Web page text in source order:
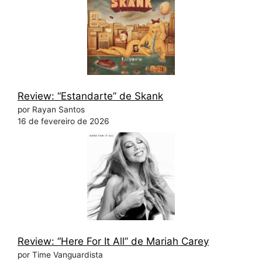
Review: “Estandarte” de Skank
por Rayan Santos
16 de fevereiro de 2026
Review: “Here For It All” de Mariah Carey
por Time Vanguardista